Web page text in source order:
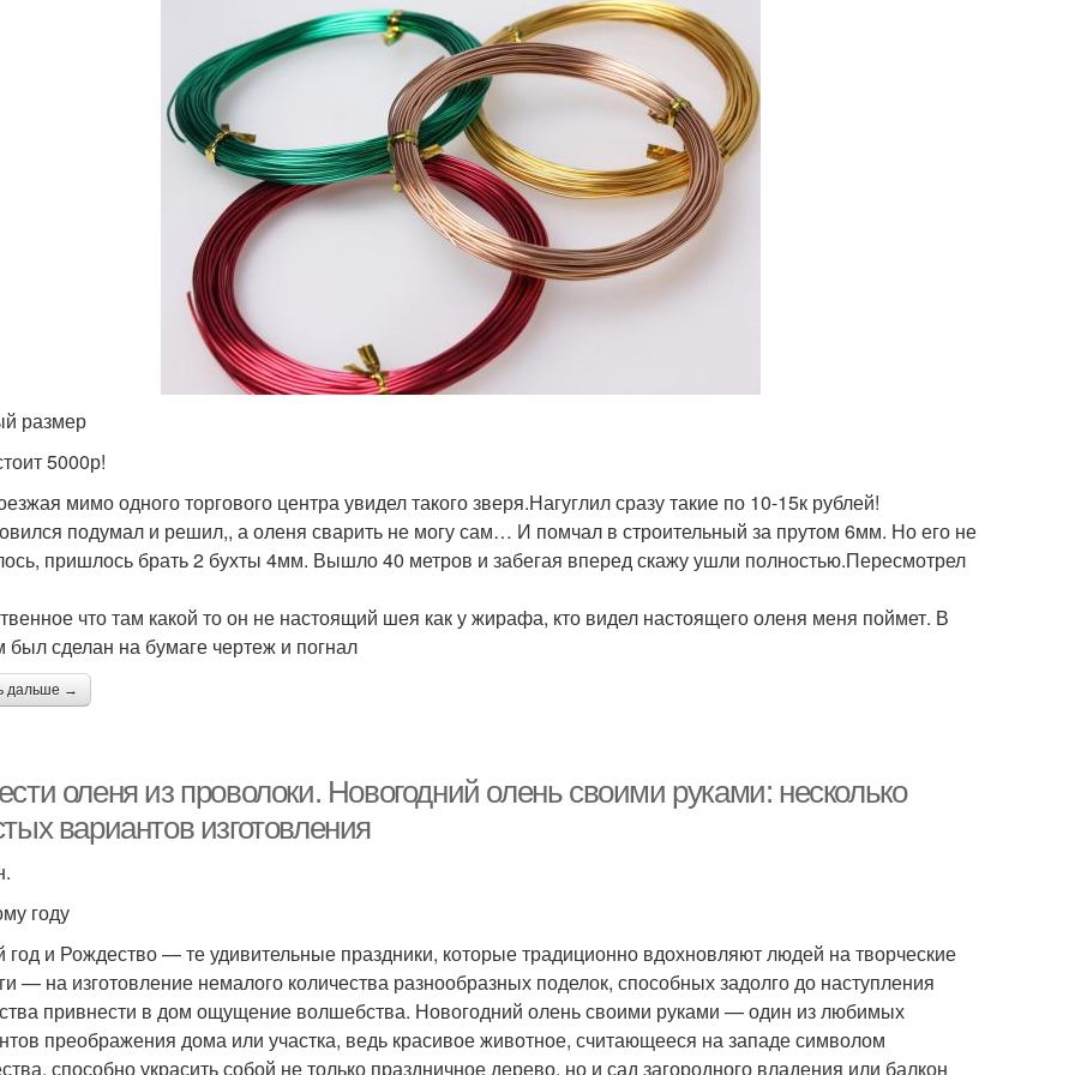
размер
5000р!
мимо одного торгового центра увидел такого зверя.Нагуглил сразу такие по 10-15к рублей!
подумал и решил,, а оленя сварить не могу сам… И помчал в строительный за прутом 6мм. Но его не
пришлось брать 2 бухты 4мм. Вышло 40 метров и забегая вперед скажу ушли полностью.Пересмотрел
что там какой то он не настоящий шея как у жирафа, кто видел настоящего оленя меня поймет. В
сделан на бумаге чертеж и погнал
дальше →
оленя из проволоки. Новогодний олень своими руками: несколько
вариантов изготовления
году
и Рождество — те удивительные праздники, которые традиционно вдохновляют людей на творческие
— на изготовление немалого количества разнообразных поделок, способных задолго до наступления
привнести в дом ощущение волшебства. Новогодний олень своими руками — один из любимых
преображения дома или участка, ведь красивое животное, считающееся на западе символом
способно украсить собой не только праздничное дерево, но и сад загородного владения или балкон